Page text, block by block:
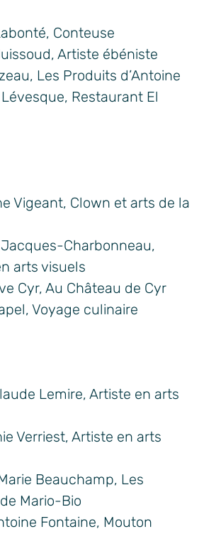
Conteuse
Artiste ébéniste
Les Produits d’Antoine
Restaurant El
Vigeant, Clown et arts de la
Charbonneau,
arts visuels
Cyr, Au Château de Cyr
Voyage culinaire
Lemire, Artiste en arts
Verriest, Artiste en arts
Beauchamp, Les
Mario-Bio
Fontaine, Mouton